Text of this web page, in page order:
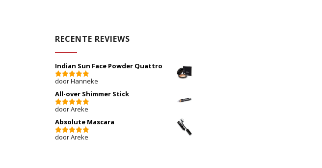
RECENTE REVIEWS
Indian Sun Face Powder Quattro
5van 5
door Hanneke
All-over Shimmer Stick
5van 5
door Areke
Absolute Mascara
5van 5
door Areke